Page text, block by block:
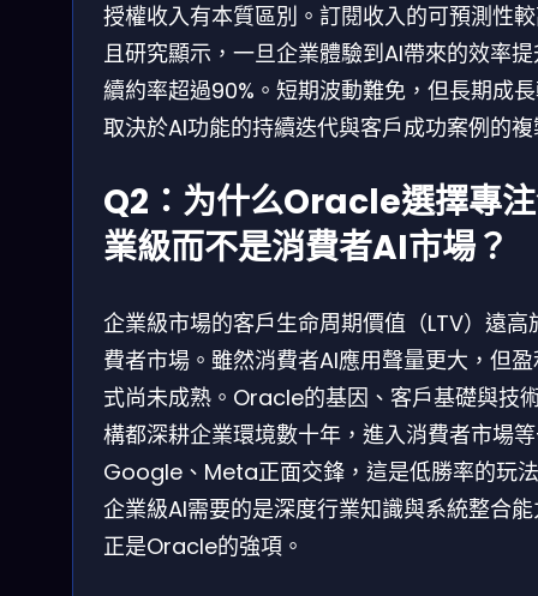
授權收入有本質區別。訂閱收入的可預測性
且研究顯示，一旦企業體驗到AI帶來的效率
續約率超過90%。短期波動難免，但長期成
取決於AI功能的持續迭代與客戶成功案例的
Q2：为什么Oracle選擇專
業級而不是消費者AI市場？
企業級市場的客戶生命周期價值（LTV）遠高
費者市場。雖然消費者AI應用聲量更大，但
式尚未成熟。Oracle的基因、客戶基礎與技
構都深耕企業環境數十年，進入消費者市場
Google、Meta正面交鋒，這是低勝率的玩
企業級AI需要的是深度行業知識與系統整合
正是Oracle的強項。